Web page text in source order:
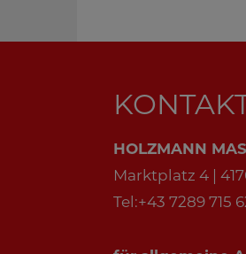
HOLZMANN
Marktplatz 4 |
Tel:+43 7289 715